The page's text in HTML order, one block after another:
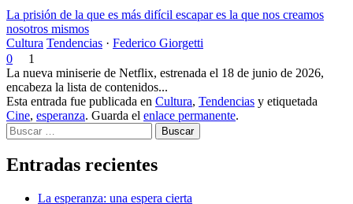
La prisión de la que es más difícil escapar es la que nos creamos
nosotros mismos
Cultura Tendencias · Federico Giorgetti
0
1
La nueva miniserie de Netflix, estrenada el 18 de junio de 2026,
encabeza la lista de contenidos...
Esta entrada fue publicada en Cultura, Tendencias y etiquetada
Cine, esperanza. Guarda el enlace permanente.
Buscar
Entradas recientes
La esperanza: una espera cierta